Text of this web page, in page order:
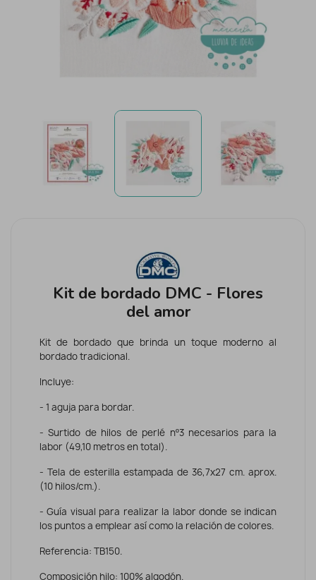
Kit de bordado DMC - Flores
del amor
Kit de bordado que brinda un toque moderno al
bordado tradicional.
Incluye:
- 1 aguja para bordar.
- Surtido de hilos de perlé nº3 necesarios para la
labor (49,10 metros en total).
- Tela de esterilla estampada de 36,7x27 cm. aprox.
(10 hilos/cm.).
- Guía visual para realizar la labor donde se indican
los puntos a emplear así como la relación de colores.
Referencia: TB150.
Composición hilo: 100% algodón.